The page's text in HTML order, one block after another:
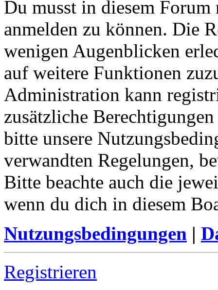
Du musst in diesem
anmelden zu können. Die
wenigen Augenblicken
auf weitere Funktionen
Administration kann
zusätzliche
bitte unsere
verwandten Regelungen,
Bitte beachte auch die
wenn du dich in diesem
Nutzungsbedingungen |
Registrieren